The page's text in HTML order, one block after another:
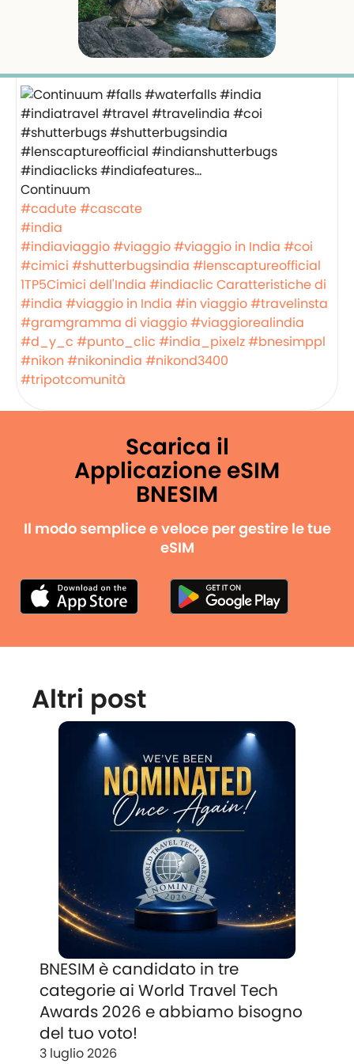
Continuum
#cadute#cascate
#india
#indiaviaggio#viaggio#viaggio in India #coi
#cimici #shutterbugsindia #lenscaptureofficial
1TP5Cimici dell'India #indiaclic Caratteristiche di
#india #viaggio in India #in viaggio#travelinsta
#gramgramma di viaggio#viaggiorealindia
#d_y_c #punto_clic #india_pixelz#bnesimppl
#nikon #nikonindia #nikond3400
#tripotcomunità
Scarica il
Applicazione eSIM
BNESIM
Il modo semplice e veloce per gestire le tue
eSIM
Altri post
BNESIM è candidato in tre
categorie ai World Travel Tech
Awards 2026 e abbiamo bisogno
del tuo voto!
3 luglio 2026